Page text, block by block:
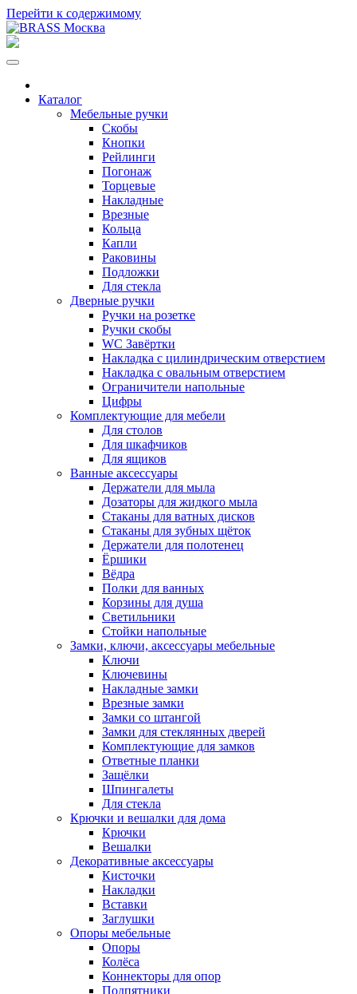
Перейти к содержимому
Каталог
Мебельные ручки
Скобы
Кнопки
Рейлинги
Погонаж
Торцевые
Накладные
Врезные
Кольца
Капли
Раковины
Подложки
Для стекла
Дверные ручки
Ручки на розетке
Ручки скобы
WC Завёртки
Накладка с цилиндрическим отверстием
Накладка с овальным отверстием
Ограничители напольные
Цифры
Комплектующие для мебели
Для столов
Для шкафчиков
Для ящиков
Ванные аксессуары
Держатели для мыла
Дозаторы для жидкого мыла
Стаканы для ватных дисков
Стаканы для зубных щёток
Держатели для полотенец
Ёршики
Вёдра
Полки для ванных
Корзины для душа
Светильники
Стойки напольные
Замки, ключи, аксессуары мебельные
Ключи
Ключевины
Накладные замки
Врезные замки
Замки со штангой
Замки для стеклянных дверей
Комплектующие для замков
Ответные планки
Защёлки
Шпингалеты
Для стекла
Крючки и вешалки для дома
Крючки
Вешалки
Декоративные аксессуары
Кисточки
Накладки
Вставки
Заглушки
Опоры мебельные
Опоры
Колёса
Коннекторы для опор
Подпятники